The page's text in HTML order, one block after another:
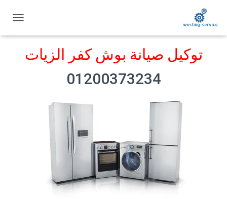
ب
توكيل صيانة بوش كفر الزيات
01200373234